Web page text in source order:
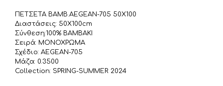
ΠΕΤΣΕΤΑ ΒΑΜΒ.AEGEAN-705 50X100
Διαστάσεις: 50Χ100cm
Σύνθεση:100% BAMBAKI
Σειρά: ΜΟΝΟΧΡΩΜΑ
Σχέδιο: AEGEAN-705
Μάζα: 0.3500
Collection: SPRING-SUMMER 2024